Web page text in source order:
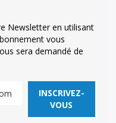
Newsletter en utilisant
vous
sera demandé de
INSCRIVEZ-
VOUS